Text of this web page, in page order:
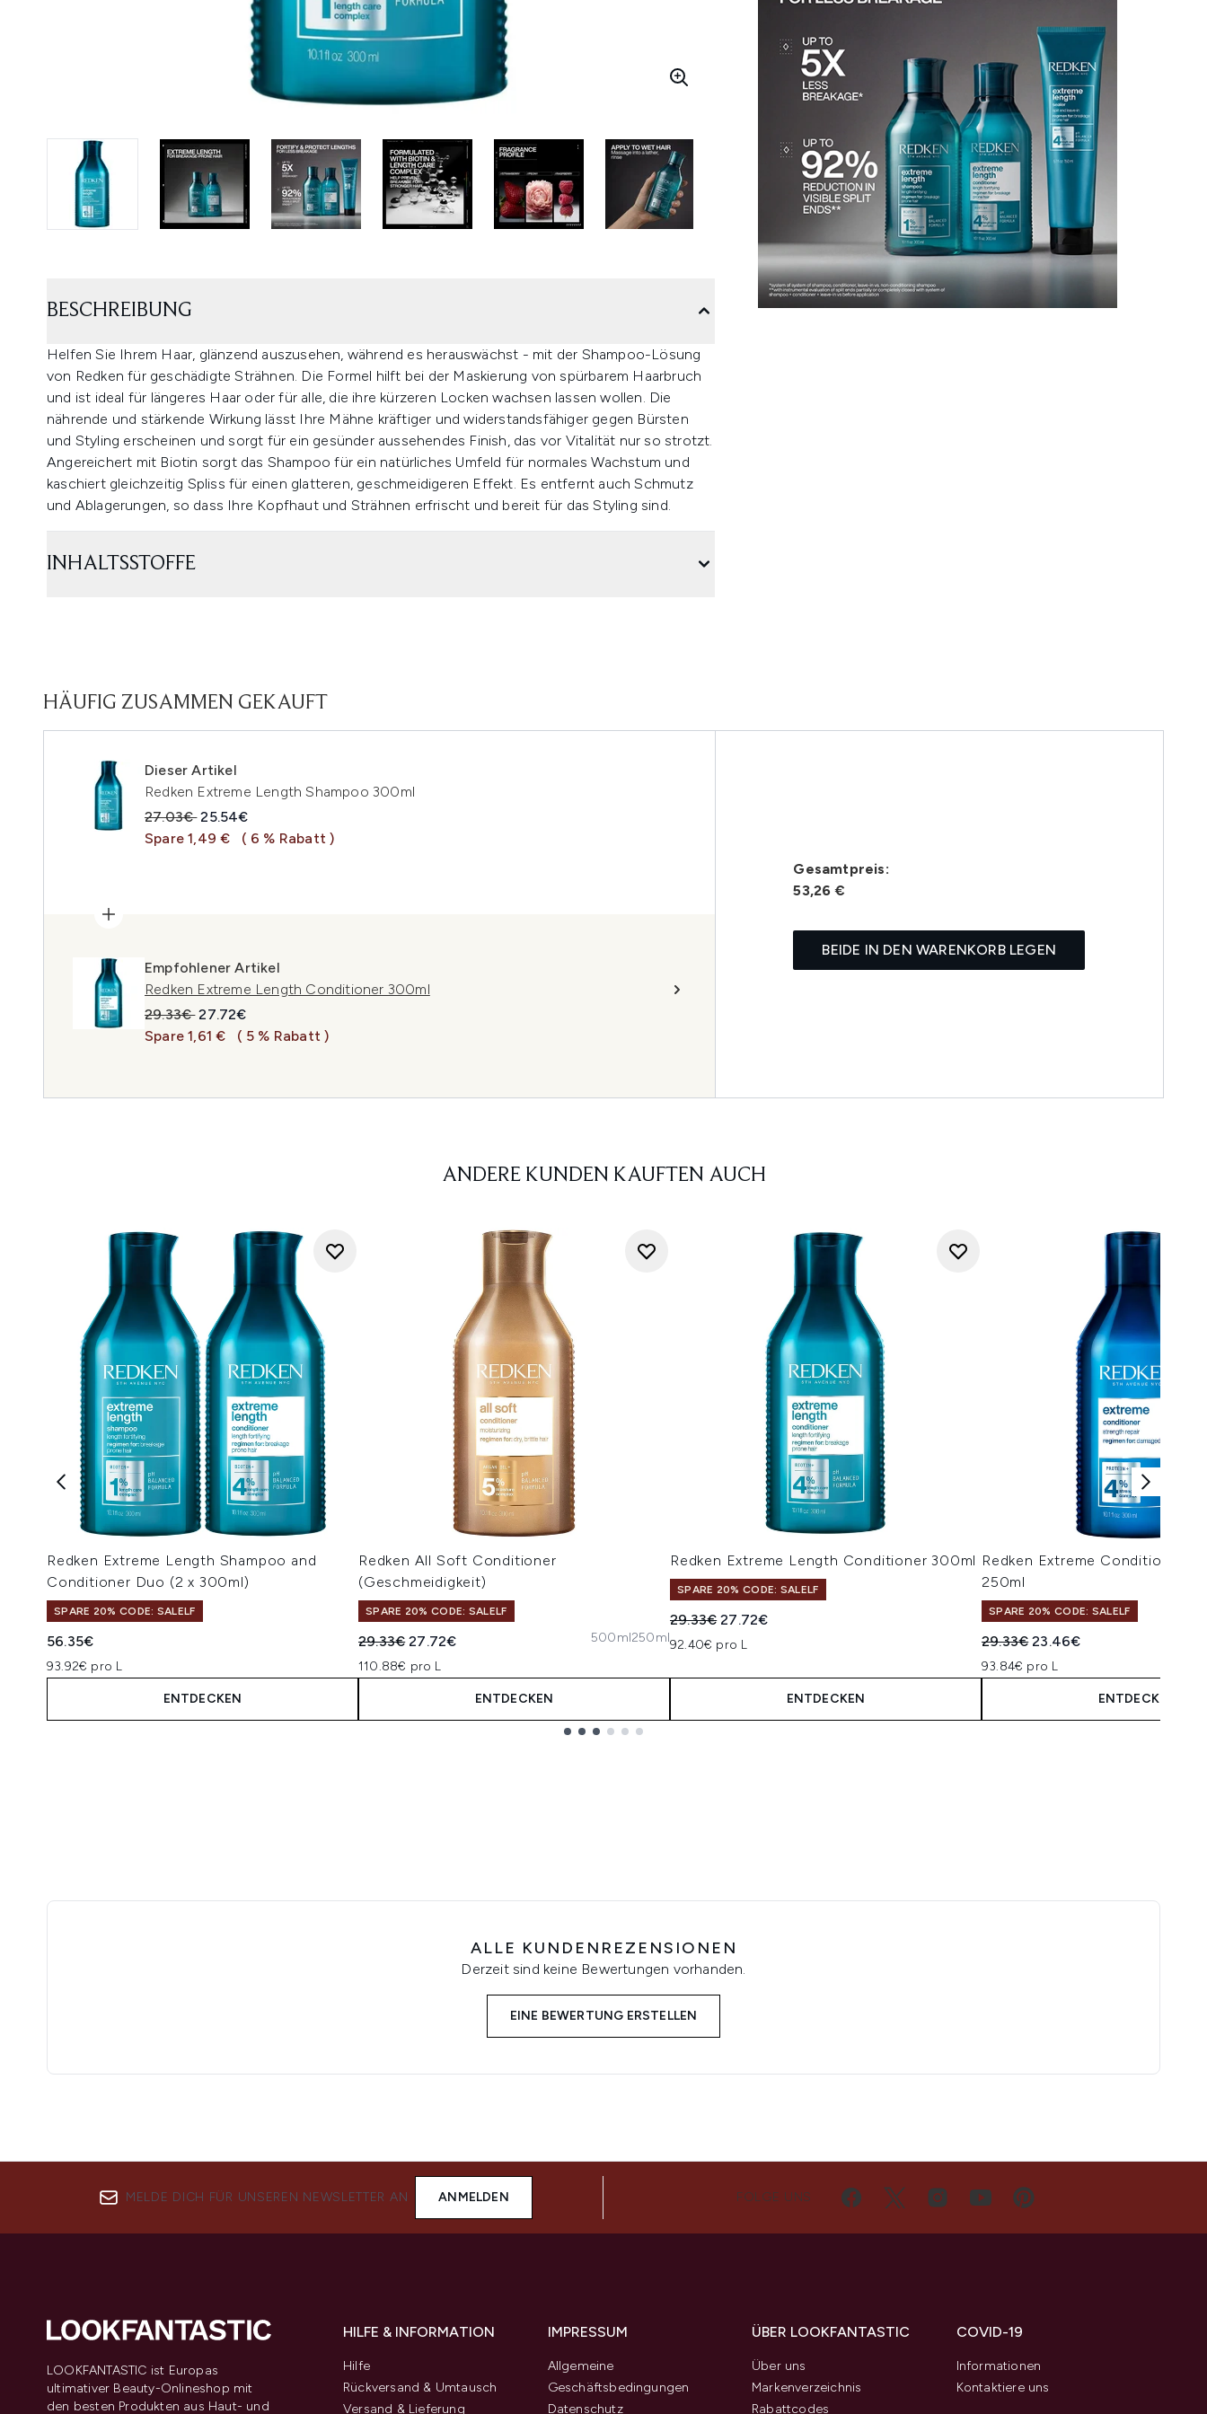
BESCHREIBUNG
Helfen Sie Ihrem Haar, glänzend auszusehen, während es herauswächst - mit der Shampoo-Lösung
von Redken für geschädigte Strähnen. Die Formel hilft bei der Maskierung von spürbarem Haarbruch
und ist ideal für längeres Haar oder für alle, die ihre kürzeren Locken wachsen lassen wollen. Die
nährende und stärkende Wirkung lässt Ihre Mähne kräftiger und widerstandsfähiger gegen Bürsten
und Styling erscheinen und sorgt für ein gesünder aussehendes Finish, das vor Vitalität nur so strotzt.
Angereichert mit Biotin sorgt das Shampoo für ein natürliches Umfeld für normales Wachstum und
kaschiert gleichzeitig Spliss für einen glatteren, geschmeidigeren Effekt. Es entfernt auch Schmutz
und Ablagerungen, so dass Ihre Kopfhaut und Strähnen erfrischt und bereit für das Styling sind.
INHALTSSTOFFE
HÄUFIG ZUSAMMEN GEKAUFT
Dieser Artikel
Redken Extreme Length Shampoo 300ml
Unverbindliche Preisempfehlung:
27.03€Aktueller Preis:
25.54€
Spare 1,49 €
( 6 % Rabatt )
Empfohlener Artikel
Redken Extreme Length Conditioner 300ml
Unverbindliche Preisempfehlung:
29.33€Aktueller Preis:
27.72€
Spare 1,61 €
( 5 % Rabatt )
Gesamtpreis:
53,26 €
BEIDE IN DEN WARENKORB LEGEN
ANDERE KUNDEN KAUFTEN AUCH
Redken Extreme Length Shampoo and
Conditioner Duo (2 x 300ml)
SPARE 20% CODE: SALELF
56.35€
93.92€ pro L
ENTDECKEN
Redken All Soft Conditioner
(Geschmeidigkeit)
SPARE 20% CODE: SALELF
Unverbindliche Preisempfehlung:
29.33€Aktueller Preis:
27.72€
110.88€ pro L
500ml250ml
ENTDECKEN
Redken Extreme Length Conditioner 300ml
SPARE 20% CODE: SALELF
Unverbindliche Preisempfehlung:
29.33€Aktueller Preis:
27.72€
92.40€ pro L
ENTDECKEN
Redken Extreme Conditioner
250ml
SPARE 20% CODE: SALELF
Unverbindliche Preisempfehlung:
29.33€Aktueller Preis:
23.46€
93.84€ pro L
ENTDECKEN
ALLE KUNDENREZENSIONEN
Derzeit sind keine Bewertungen vorhanden.
EINE BEWERTUNG ERSTELLEN
MELDE DICH FÜR UNSEREN NEWSLETTER AN ANMELDEN FOLGE UNS
LOOKFANTASTIC ist Europas
ultimativer Beauty-Onlineshop mit
den besten Produkten aus Haut- und
HILFE & INFORMATION
Hilfe
Rückversand & Umtausch
Versand & Lieferung
IMPRESSUM
Allgemeine
Geschäftsbedingungen
Datenschutz
ÜBER LOOKFANTASTIC
Über uns
Markenverzeichnis
Rabattcodes
COVID-19
Informationen
Kontaktiere uns